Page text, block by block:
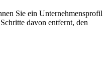
Sie ein Unternehmensprofil
davon entfernt, den